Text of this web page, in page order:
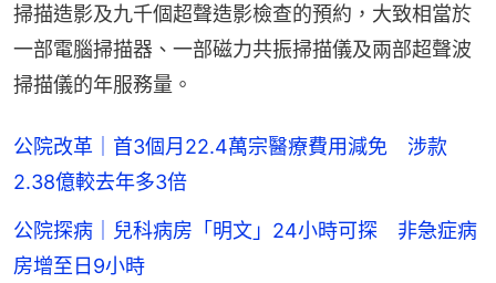
掃描造影及九千個超聲造影檢查的預約，大致相當於
一部電腦掃描器、一部磁力共振掃描儀及兩部超聲波
掃描儀的年服務量。
公院改革｜首3個月22.4萬宗醫療費用減免 涉款
2.38億較去年多3倍
公院探病｜兒科病房「明文」24小時可探 非急症病
房增至日9小時